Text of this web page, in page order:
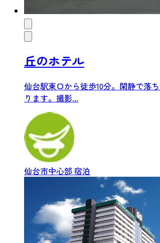
丘のホテル
仙台駅東口から徒歩10分。閑静で落
ります。撮影...
仙台市中心部 宿泊